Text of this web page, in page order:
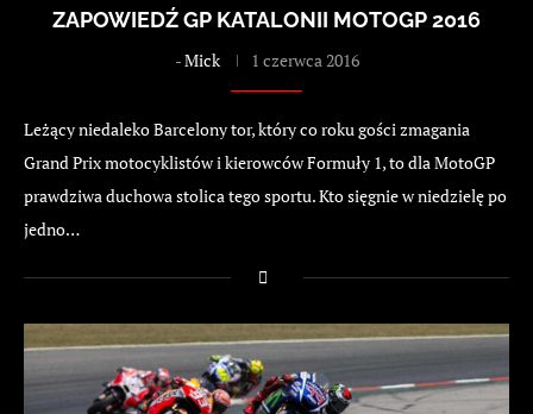
ZAPOWIEDŹ GP KATALONII MOTOGP 2016
-Mick 1 czerwca 2016
Leżący niedaleko Barcelony tor, który co roku gości zmagania
Grand Prix motocyklistów i kierowców Formuły 1, to dla MotoGP
prawdziwa duchowa stolica tego sportu. Kto sięgnie w niedzielę po
jedno…